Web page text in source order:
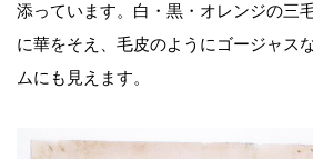
添っています。白・黒・オレンジの三
に華をそえ、毛皮のようにゴージャス
ムにも見えます。